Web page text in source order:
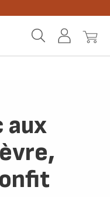
MonMon
aux